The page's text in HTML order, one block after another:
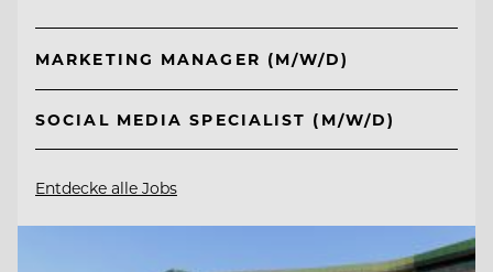
MARKETING MANAGER (M/W/D)
SOCIAL MEDIA SPECIALIST (M/W/D)
Entdecke alle Jobs